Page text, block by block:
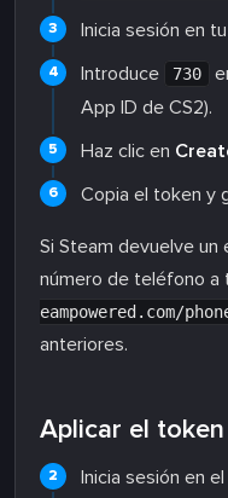
Inicia sesión en
Introduce
730
App ID de CS2).
Haz clic en
Copia el token y
Si Steam devuelve un
número de teléfono a
eampowered.com/
anteriores.
Aplicar el
Inicia sesión en